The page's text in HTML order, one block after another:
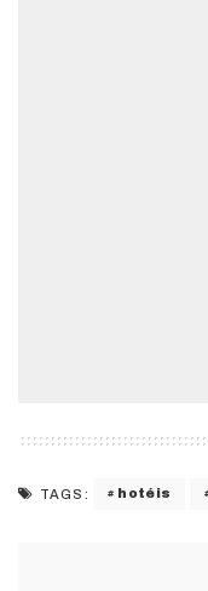
TAGS: hotéis